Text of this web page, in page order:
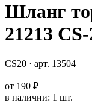
Шланг
21213
CS20 · арт. 13504
от 190 ₽
в наличии: 1 шт.